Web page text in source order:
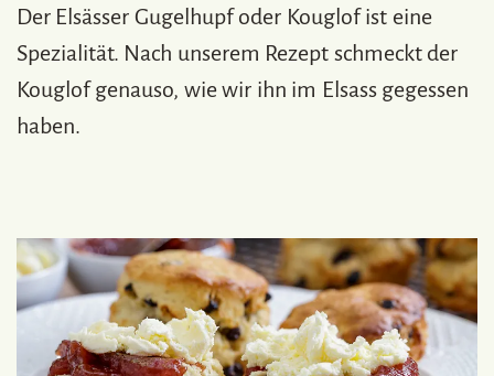
Der Elsässer Gugelhupf oder Kouglof ist eine
Spezialität. Nach unserem Rezept schmeckt der
Kouglof genauso, wie wir ihn im Elsass gegessen
haben.